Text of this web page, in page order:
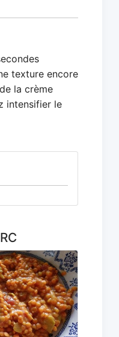
texture encore
la crème
intensifier le